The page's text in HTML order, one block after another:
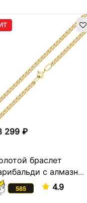
299 ₽
браслет
с алмазной
4.9